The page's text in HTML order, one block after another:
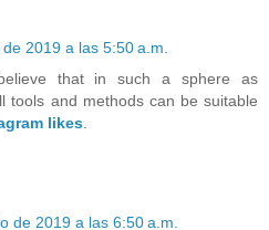
2019 a las 5:50 a.m.
that in such a sphere as
tools and methods can be suitable
likes
de 2019 a las 6:50 a.m.